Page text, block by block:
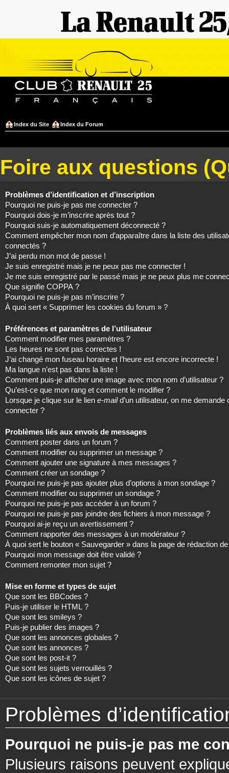
Index du Site Index du Forum
Foire aux questions
Problèmes d’identification et d’inscription
Pourquoi ne puis-je pas me connecter ?
Pourquoi dois-je m’inscrire après tout ?
Pourquoi suis-je automatiquement déconnecté ?
Comment empêcher mon nom d’apparaître dans la liste des
connectés ?
J’ai perdu mon mot de passe !
Je suis enregistré mais je ne peux pas me connecter !
Je me suis enregistré par le passé mais je ne peux plus me
Que signifie COPPA ?
Pourquoi ne puis-je pas m’inscrire ?
À quoi sert « Supprimer les cookies du forum » ?
Préférences et paramètres de l’utilisateur
Comment modifier mes paramètres ?
Les heures ne sont pas correctes !
J’ai changé mon fuseau horaire et l’heure est encore incorrecte !
Ma langue n’est pas dans la liste !
Comment puis-je afficher une image avec mon nom d’utilisateur ?
Qu’est-ce que mon rang et comment le modifier ?
Lorsque je clique sur le lien e-maild’un utilisateur, on me demande
connecter ?
Problèmes liés aux envois de messages
Comment poster dans un forum ?
Comment modifier ou supprimer un message ?
Comment ajouter une signature à mes messages ?
Comment créer un sondage ?
Pourquoi ne puis-je pas ajouter plus d’options à mon sondage ?
Comment modifier ou supprimer un sondage ?
Pourquoi ne puis-je pas accéder à un forum ?
Pourquoi ne puis-je pas joindre des fichiers à mon message ?
Pourquoi ai-je reçu un avertissement ?
Comment rapporter des messages à un modérateur ?
À quoi sert le bouton « Sauvegarder » dans la page de rédaction
Pourquoi mon message doit être validé ?
Comment remonter mon sujet ?
Mise en forme et types de sujet
Que sont les BBCodes ?
Puis-je utiliser le HTML ?
Que sont les smileys ?
Puis-je publier des images ?
Que sont les annonces globales ?
Que sont les annonces ?
Que sont les post-it ?
Que sont les sujets verrouillés ?
Que sont les icônes de sujet ?
Problèmes
Pourquoi ne puis-je pas me
Plusieurs raisons peuvent